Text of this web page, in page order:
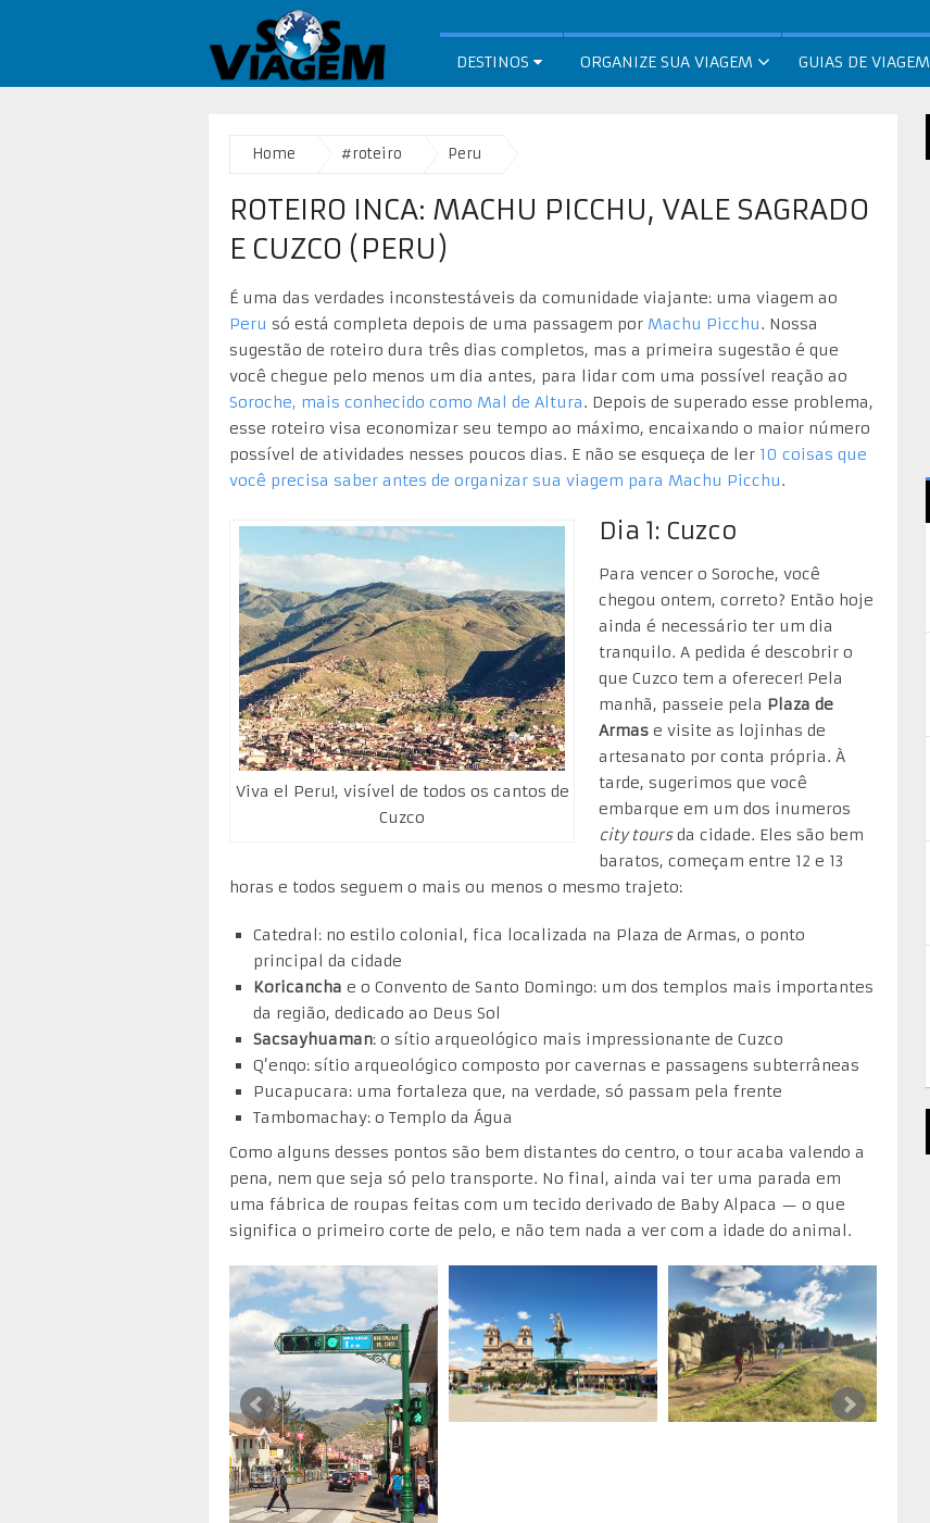
DESTINOS ORGANIZE SUA VIAGEM GUIAS DE VIAGEM
Home #roteiro Peru
ROTEIRO INCA: MACHU PICCHU, VALE SAGRADO
E CUZCO (PERU)
É uma das verdades inconstestáveis da comunidade viajante: uma viagem ao
Peru só está completa depois de uma passagem por Machu Picchu. Nossa
sugestão de roteiro dura três dias completos, mas a primeira sugestão é que
você chegue pelo menos um dia antes, para lidar com uma possível reação ao
Soroche, mais conhecido como Mal de Altura. Depois de superado esse problema,
esse roteiro visa economizar seu tempo ao máximo, encaixando o maior número
possível de atividades nesses poucos dias. E não se esqueça de ler 10 coisas que
você precisa saber antes de organizar sua viagem para Machu Picchu.
Viva el Peru!, visível de todos os cantos de
Cuzco
Dia 1: Cuzco
Para vencer o Soroche, você
chegou ontem, correto? Então hoje
ainda é necessário ter um dia
tranquilo. A pedida é descobrir o
que Cuzco tem a oferecer! Pela
manhã, passeie pela Plaza de
Armase visite as lojinhas de
artesanato por conta própria. À
tarde, sugerimos que você
embarque em um dos inumeros
city toursda cidade. Eles são bem
baratos, começam entre 12 e 13
horas e todos seguem o mais ou menos o mesmo trajeto:
Catedral: no estilo colonial, fica localizada na Plaza de Armas, o ponto
principal da cidade
Koricancha e o Convento de Santo Domingo: um dos templos mais importantes
da região, dedicado ao Deus Sol
Sacsayhuaman: o sítio arqueológico mais impressionante de Cuzco
Q’enqo: sítio arqueológico composto por cavernas e passagens subterrâneas
Pucapucara: uma fortaleza que, na verdade, só passam pela frente
Tambomachay: o Templo da Água
Como alguns desses pontos são bem distantes do centro, o tour acaba valendo a
pena, nem que seja só pelo transporte. No final, ainda vai ter uma parada em
uma fábrica de roupas feitas com um tecido derivado de Baby Alpaca — o que
significa o primeiro corte de pelo, e não tem nada a ver com a idade do animal.